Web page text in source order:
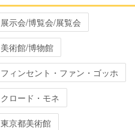
展示会/博覧会/展覧会
美術館/博物館
フィンセント・ファン・ゴッホ
クロード・モネ
東京都美術館